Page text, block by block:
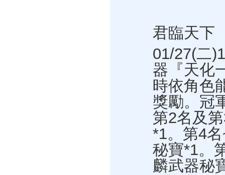
君臨天下
01/27(二
器『天化
時依角色
獎勵。冠
第2名及
*1。第4
秘寶*1。
麟武器秘